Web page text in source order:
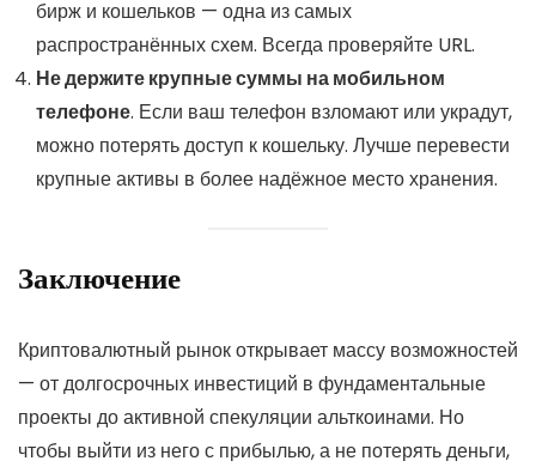
бирж и кошельков — одна из самых
распространённых схем. Всегда проверяйте URL.
Не держите крупные суммы на мобильном
телефоне. Если ваш телефон взломают или украдут,
можно потерять доступ к кошельку. Лучше перевести
крупные активы в более надёжное место хранения.
Заключение
Криптовалютный рынок открывает массу возможностей
— от долгосрочных инвестиций в фундаментальные
проекты до активной спекуляции альткоинами. Но
чтобы выйти из него с прибылью, а не потерять деньги,